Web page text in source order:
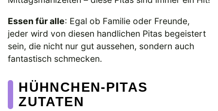
Essen für alle: Egal ob Familie oder Freunde,
jeder wird von diesen handlichen Pitas begeistert
sein, die nicht nur gut aussehen, sondern auch
fantastisch schmecken.
HÜHNCHEN-PITAS
ZUTATEN